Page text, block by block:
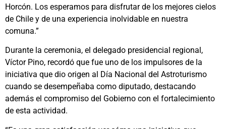
Horcón. Los esperamos para disfrutar de los mejores cielos
de Chile y de una experiencia inolvidable en nuestra
comuna.”
Durante la ceremonia, el delegado presidencial regional,
Víctor Pino, recordó que fue uno de los impulsores de la
iniciativa que dio origen al Día Nacional del Astroturismo
cuando se desempeñaba como diputado, destacando
además el compromiso del Gobierno con el fortalecimiento
de esta actividad.